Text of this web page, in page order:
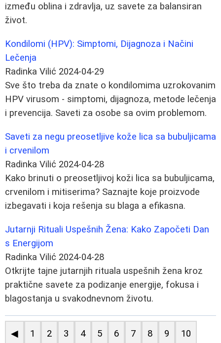
između oblina i zdravlja, uz savete za balansiran
život.
Kondilomi (HPV): Simptomi, Dijagnoza i Načini
Lečenja
Radinka Vilić 2024-04-29
Sve što treba da znate o kondilomima uzrokovanim
HPV virusom - simptomi, dijagnoza, metode lečenja
i prevencija. Saveti za osobe sa ovim problemom.
Saveti za negu preosetljive kože lica sa bubuljicama
i crvenilom
Radinka Vilić 2024-04-28
Kako brinuti o preosetljivoj koži lica sa bubuljicama,
crvenilom i mitiserima? Saznajte koje proizvode
izbegavati i koja rešenja su blaga a efikasna.
Jutarnji Rituali Uspešnih Žena: Kako Započeti Dan
s Energijom
Radinka Vilić 2024-04-28
Otkrijte tajne jutarnjih rituala uspešnih žena kroz
praktične savete za podizanje energije, fokusa i
blagostanja u svakodnevnom životu.
◀ 1 2 3 4 5 6 7 8 9 10